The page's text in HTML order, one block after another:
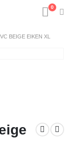
0
BEIGE EIKEN XL